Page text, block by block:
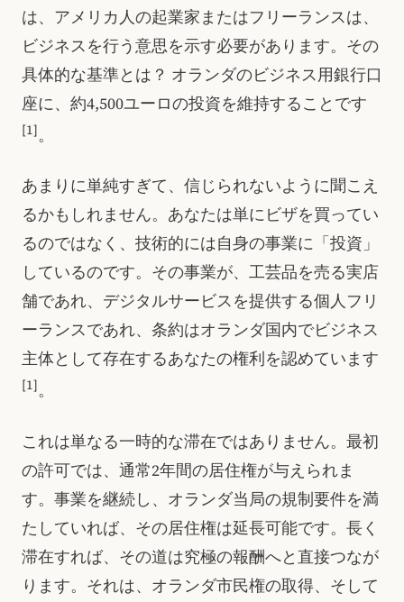
は、アメリカ人の起業家またはフリーランスは、
ビジネスを行う意思を示す必要があります。その
具体的な基準とは？ オランダのビジネス用銀行口
座に、約4,500ユーロの投資を維持することです
[1]。
あまりに単純すぎて、信じられないように聞こえ
るかもしれません。あなたは単にビザを買ってい
るのではなく、技術的には自身の事業に「投資」
しているのです。その事業が、工芸品を売る実店
舗であれ、デジタルサービスを提供する個人フリ
ーランスであれ、条約はオランダ国内でビジネス
主体として存在するあなたの権利を認めています
[1]。
これは単なる一時的な滞在ではありません。最初
の許可では、通常2年間の居住権が与えられま
す。事業を継続し、オランダ当局の規制要件を満
たしていれば、その居住権は延長可能です。長く
滞在すれば、その道は究極の報酬へと直接つなが
ります。それは、オランダ市民権の取得、そして